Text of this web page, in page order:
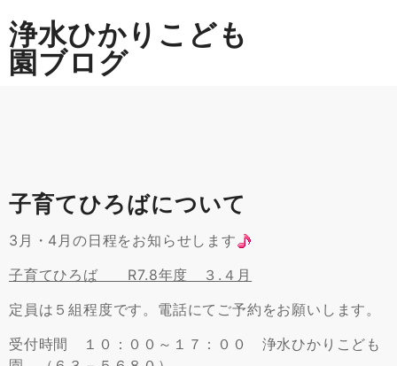
to
content
浄水ひかりこども
園ブログ
子育てひろばについて
3月・4月の日程をお知らせします
子育てひろば R7.8年度 ３.４月
定員は５組程度です。電話にてご予約をお願いします。
受付時間 １０：００～１７：００ 浄水ひかりこども